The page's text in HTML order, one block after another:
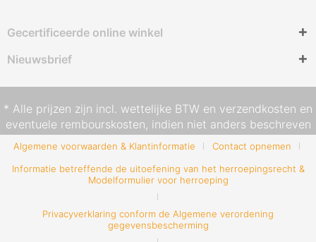
Gecertificeerde online winkel
Nieuwsbrief
* Alle prijzen zijn incl. wettelijke BTW en verzendkosten en
eventuele rembourskosten, indien niet anders beschreven
Algemene voorwaarden & Klantinformatie
Contact opnemen
Informatie betreffende de uitoefening van het herroepingsrecht &
Modelformulier voor herroeping
Privacyverklaring conform de Algemene verordening
gegevensbescherming